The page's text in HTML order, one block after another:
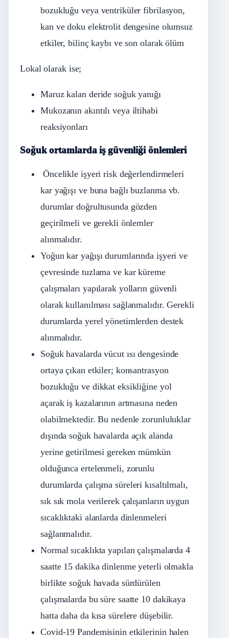
bozukluğu veya ventriküler fibrilasyon,
kan ve doku elektrolit dengesine olumsuz
etkiler, bilinç kaybı ve son olarak ölüm
Lokal olarak ise;
Maruz kalan deride soğuk yanığı
Mukozanın akıntılı veya iltihabi
reaksiyonları
Soğuk ortamlarda iş güvenliği önlemleri
Öncelikle işyeri risk değerlendirmeleri
kar yağışı ve buna bağlı buzlanma vb.
durumlar doğrultusunda gözden
geçirilmeli ve gerekli önlemler
alınmalıdır.
Yoğun kar yağışı durumlarında işyeri ve
çevresinde tuzlama ve kar küreme
çalışmaları yapılarak yolların güvenli
olarak kullanılması sağlanmalıdır. Gerekli
durumlarda yerel yönetimlerden destek
alınmalıdır.
Soğuk havalarda vücut ısı dengesinde
ortaya çıkan etkiler; konsantrasyon
bozukluğu ve dikkat eksikliğine yol
açarak iş kazalarının artmasına neden
olabilmektedir. Bu nedenle zorunluluklar
dışında soğuk havalarda açık alanda
yerine getirilmesi gereken mümkün
olduğunca ertelenmeli, zorunlu
durumlarda çalışma süreleri kısaltılmalı,
sık sık mola verilerek çalışanların uygun
sıcaklıktaki alanlarda dinlenmeleri
sağlanmalıdır.
Normal sıcaklıkta yapılan çalışmalarda 4
saatte 15 dakika dinlenme yeterli olmakla
birlikte soğuk havada sürdürülen
çalışmalarda bu süre saatte 10 dakikaya
hatta daha da kısa sürelere düşebilir.
Covid-19 Pandemisinin etkilerinin halen